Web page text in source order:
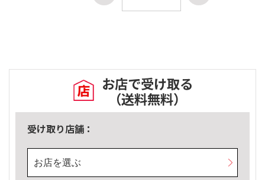
お店で受け取る
（送料無料）
受け取り店舗：
お店を選ぶ